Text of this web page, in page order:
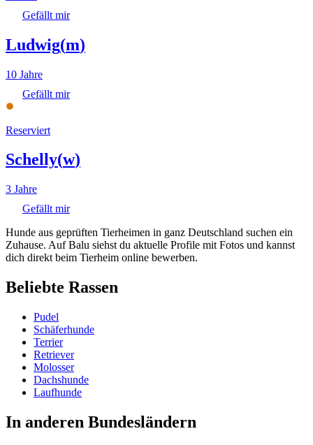
Gefällt mir
Ludwig(m)
10 Jahre
Gefällt mir
Reserviert
Schelly(w)
3 Jahre
Gefällt mir
Hunde aus geprüften Tierheimen in ganz Deutschland suchen ein
Zuhause. Auf Balu siehst du aktuelle Profile mit Fotos und kannst
dich direkt beim Tierheim online bewerben.
Beliebte Rassen
Pudel
Schäferhunde
Terrier
Retriever
Molosser
Dachshunde
Laufhunde
In anderen Bundesländern